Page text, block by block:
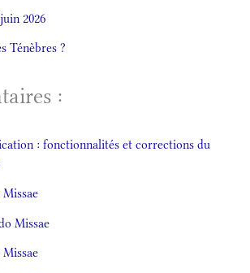
2026
Ténèbres ?
:
: fonctionnalités et corrections du
Missae